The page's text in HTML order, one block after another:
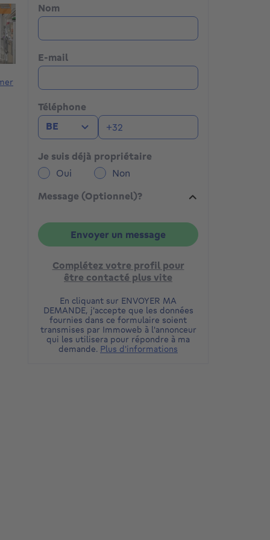
Nom
E-mail
Téléphone
BE
Je suis déjà propriétaire
Oui
Non
Message (Optionnel)?
Envoyer un message
Complétez votre profil pour
être contacté plus vite
En cliquant sur ENVOYER MA
DEMANDE, j'accepte que les données
fournies dans ce formulaire soient
transmises par Immoweb à l'annonceur
qui les utilisera pour répondre à ma
demande. Plus d'informations